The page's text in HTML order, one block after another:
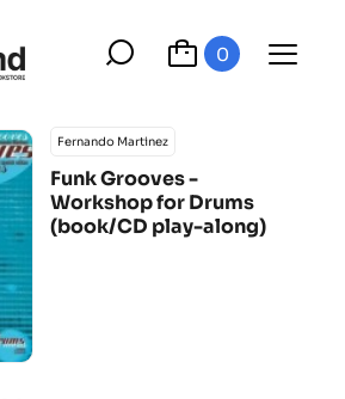
0
Fernando Martinez
Funk Grooves -
Workshop for Drums
(book/CD play-along)